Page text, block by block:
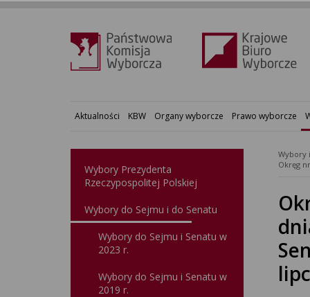
Aktualności KBW Organy wyborcze Prawo wyborcze
Wybory Prezydenta
Rzeczypospolitej Polskiej
Wybory do Sejmu i do Senatu
Wybory do Sejmu i Senatu w
2023 r.
Wybory do Sejmu i Senatu w
2019 r.
Wybory